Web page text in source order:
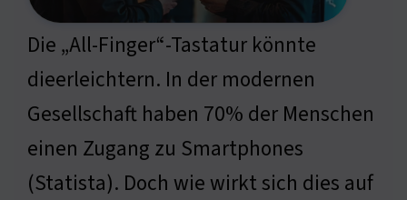
Die „All-Finger“-Tastatur könnte
dieerleichtern. In der modernen
Gesellschaft haben 70% der Menschen
einen Zugang zu Smartphones
(Statista). Doch wie wirkt sich dies auf